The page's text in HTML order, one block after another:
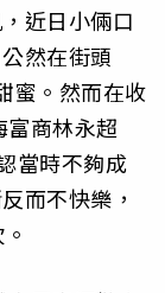
近日小倆口
然在街頭
蜜。然而在收
商林永超
當時不夠成
而不快樂，